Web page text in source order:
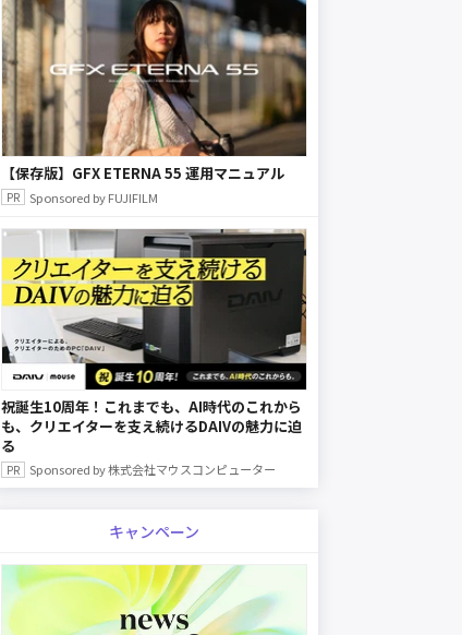
【保存版】GFX ETERNA 55 運用マニュアル
Sponsored by FUJIFILM
祝誕生10周年！これまでも、AI時代のこれから
も、クリエイターを支え続けるDAIVの魅力に迫
る
Sponsored by 株式会社マウスコンピューター
キャンペーン